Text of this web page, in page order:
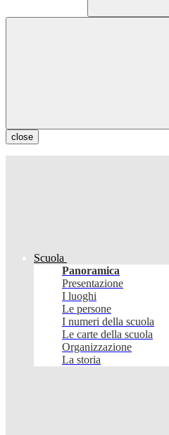
close
Scuola
Panoramica
Presentazione
I luoghi
Le persone
I numeri della scuola
Le carte della scuola
Organizzazione
La storia